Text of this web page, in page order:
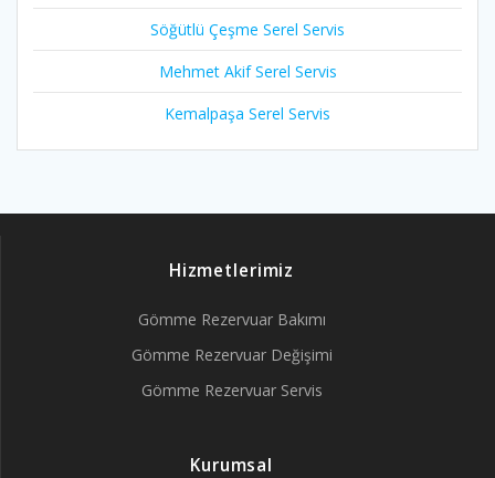
Söğütlü Çeşme Serel Servis
Mehmet Akif Serel Servis
Kemalpaşa Serel Servis
Hizmetlerimiz
Gömme Rezervuar Bakımı
Gömme Rezervuar Değişimi
Gömme Rezervuar Servis
Kurumsal